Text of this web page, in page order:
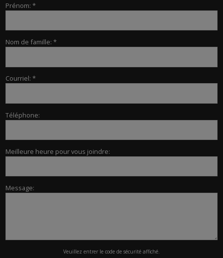
Prénom: *
Nom de famille: *
Courriel: *
Téléphone:
Meilleure heure pour vous joindre:
Message:
Veuillez entrer le code de sécurité affiché.